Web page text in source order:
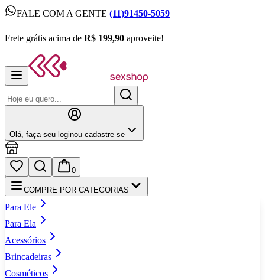
FALE COM A GENTE (11)91450-5059
Frete grátis acima de R$ 199,90 aproveite!
Olá, faça seu loginou cadastre‑se
0
COMPRE POR CATEGORIAS
Para Ele
Para Ela
Acessórios
Brincadeiras
Cosméticos